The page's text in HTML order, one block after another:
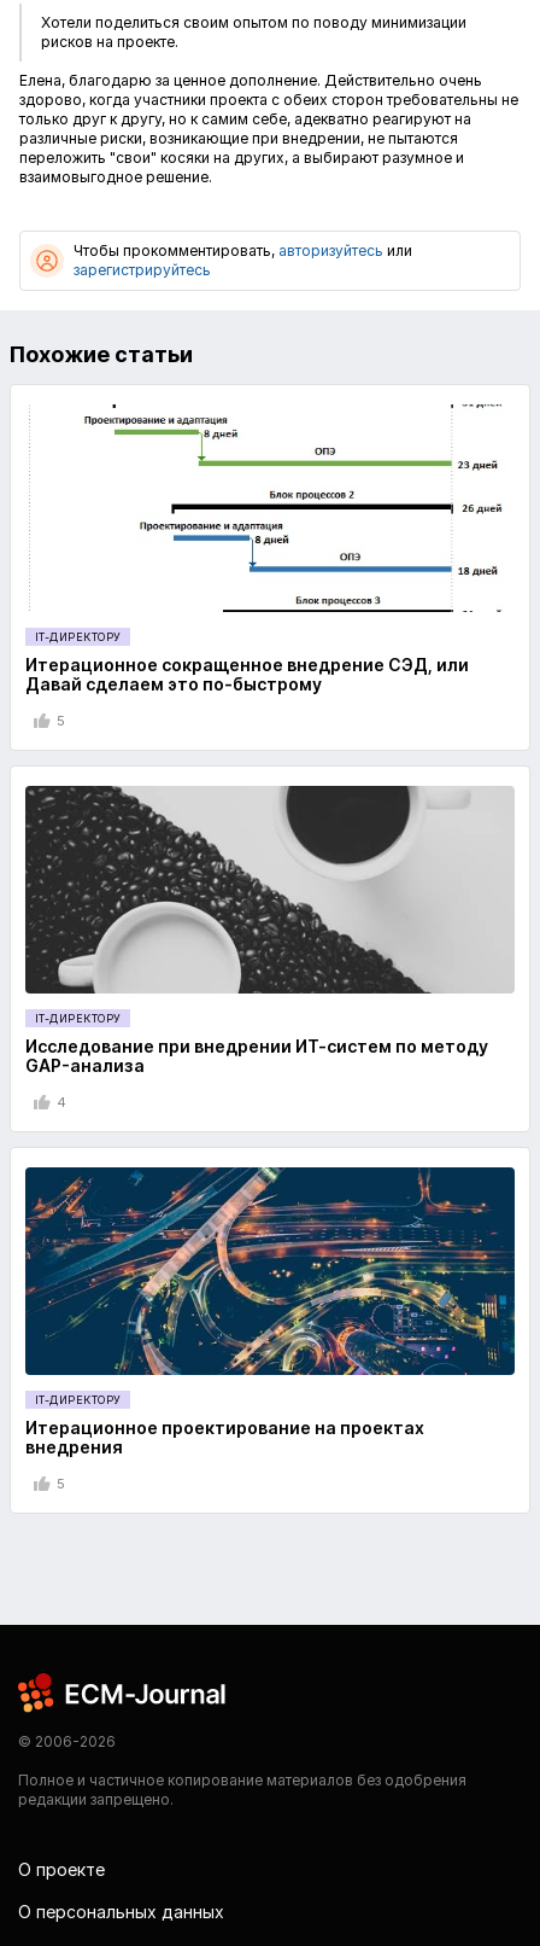
Хотели поделиться своим опытом по поводу минимизации
рисков на проекте.
Елена, благодарю за ценное дополнение. Действительно очень
здорово, когда участники проекта с обеих сторон требовательны не
только друг к другу, но к самим себе, адекватно реагируют на
различные риски, возникающие при внедрении, не пытаются
переложить "свои" косяки на других, а выбирают разумное и
взаимовыгодное решение.
Чтобы прокомментировать, авторизуйтесь или
зарегистрируйтесь
Похожие статьи
IT-ДИРЕКТОРУ
Итерационное сокращенное внедрение СЭД, или
Давай сделаем это по-быстрому
5
IT-ДИРЕКТОРУ
Исследование при внедрении ИТ-систем по методу
GAP-анализа
4
IT-ДИРЕКТОРУ
Итерационное проектирование на проектах
внедрения
5
© 2006-2026
Полное и частичное копирование материалов без одобрения
редакции запрещено.
О проекте
О персональных данных